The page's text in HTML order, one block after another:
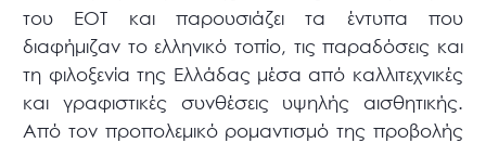
του ΕΟΤ και παρουσιάζει τα έντυπα που
διαφήμιζαν το ελληνικό τοπίο, τις παραδόσεις και
τη φιλοξενία της Ελλάδας μέσα από καλλιτεχνικές
και γραφιστικές συνθέσεις υψηλής αισθητικής.
Από τον προπολεμικό ρομαντισμό της προβολής